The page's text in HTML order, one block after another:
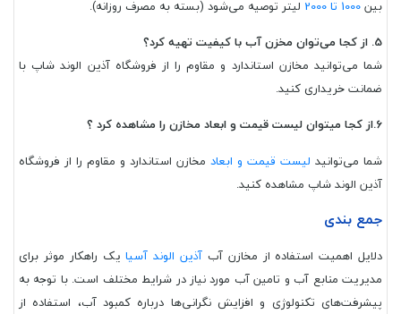
بین1000 تا 2000 لیتر توصیه می‌شود (بسته به مصرف روزانه).
5. از کجا می‌توان مخزن آب با کیفیت تهیه کرد؟
شما می‌توانید مخازن استاندارد و مقاوم را از فروشگاه آذین الوند شاپ با
ضمانت خریداری کنید.
6.از کجا میتوان لیست قیمت و ابعاد مخازن را مشاهده کرد ؟
شما می‌توانید لیست قیمت و ابعاد مخازن استاندارد و مقاوم را از فروشگاه
آذین الوند شاپ مشاهده کنید.
جمع بندی
دلایل اهمیت استفاده از مخازن آب آذین الوند آسیایک راهکار موثر برای
مدیریت منابع آب و تامین آب مورد نیاز در شرایط مختلف است. با توجه به
پیشرفت‌های تکنولوژی و افزایش نگرانی‌ها درباره کمبود آب، استفاده از